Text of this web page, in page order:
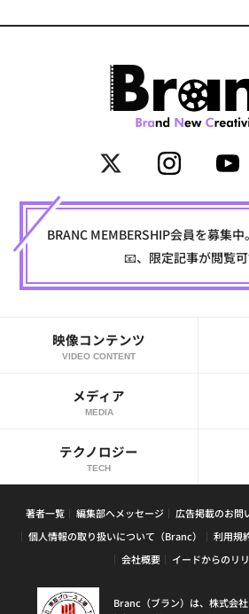
BRANC MEMBERSHIP会員を募集
📧、限定記事が閲覧
映像コンテンツ
VIDEO CONTENT
メディア
MEDIA
テクノロジー
TECH
著者一覧 編集部へメッセージ 広告掲載のお問
個人情報の取り扱いについて（Branc）
利用規
会社概要
イードからのリ
Branc（ブラン）は、株式会